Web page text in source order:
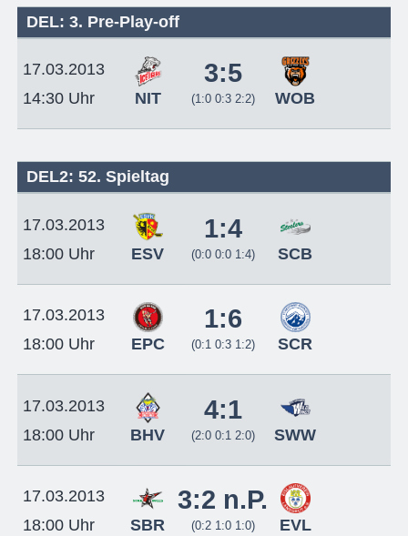
DEL: 3. Pre-Play-off
17.03.2013
14:30 Uhr
NIT
3:5
(1:0 0:3 2:2) WOB
DEL2: 52. Spieltag
17.03.2013
18:00 Uhr
ESV
1:4
(0:0 0:0 1:4) SCB
17.03.2013
18:00 Uhr
EPC
1:6
(0:1 0:3 1:2) SCR
17.03.2013
18:00 Uhr
BHV
4:1
(2:0 0:1 2:0) SWW
17.03.2013
18:00 Uhr
SBR
3:2 n.P.
(0:2 1:0 1:0) EVL